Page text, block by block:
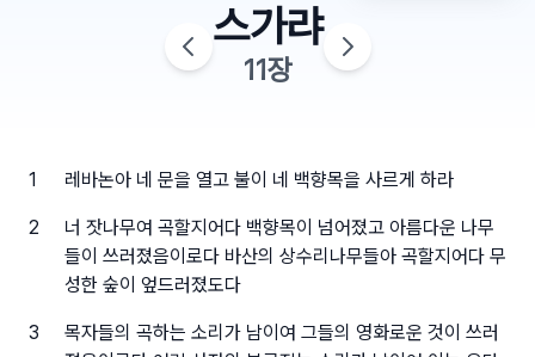
스가랴
11장
1 레바논아 네 문을 열고 불이 네 백향목을 사르게 하라
2
너 잣나무여 곡할지어다 백향목이 넘어졌고 아름다운 나무
들이 쓰러졌음이로다 바산의 상수리나무들아 곡할지어다 무
성한 숲이 엎드러졌도다
3
목자들의 곡하는 소리가 남이여 그들의 영화로운 것이 쓰러